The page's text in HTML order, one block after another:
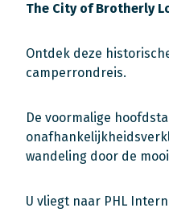
The City of Brotherly
Ontdek deze
camperrondreis.
De voormalige
wandeling door de
U vliegt naar PHL